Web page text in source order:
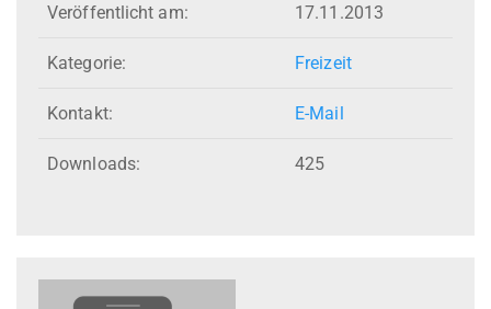
Veröffentlicht am: 17.11.2013
Kategorie: Freizeit
Kontakt: E-Mail
Downloads: 425